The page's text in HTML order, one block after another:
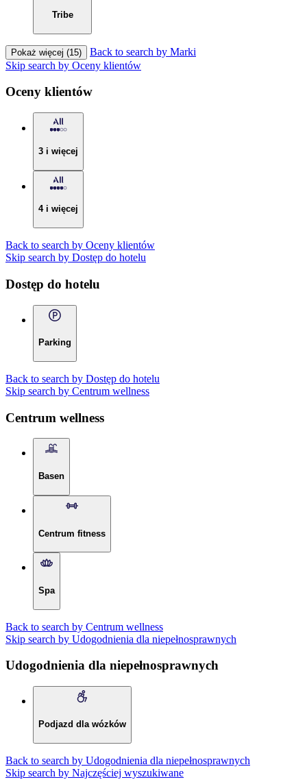
Tribe
Pokaż więcej (15)
Back to search by Marki
Skip search by Oceny klientów
Oceny klientów
3 i więcej
4 i więcej
Back to search by Oceny klientów
Skip search by Dostęp do hotelu
Dostęp do hotelu
Parking
Back to search by Dostęp do hotelu
Skip search by Centrum wellness
Centrum wellness
Basen
Centrum fitness
Spa
Back to search by Centrum wellness
Skip search by Udogodnienia dla niepełnosprawnych
Udogodnienia dla niepełnosprawnych
Podjazd dla wózków
Back to search by Udogodnienia dla niepełnosprawnych
Skip search by Najczęściej wyszukiwane